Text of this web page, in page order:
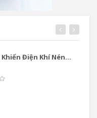
Điện Khí Nén...